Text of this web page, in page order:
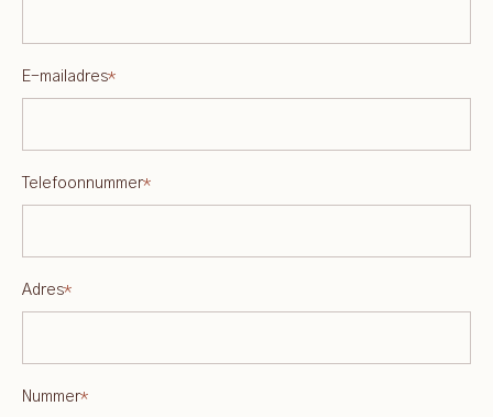
E-mailadres*
Telefoonnummer*
Adres*
Nummer*